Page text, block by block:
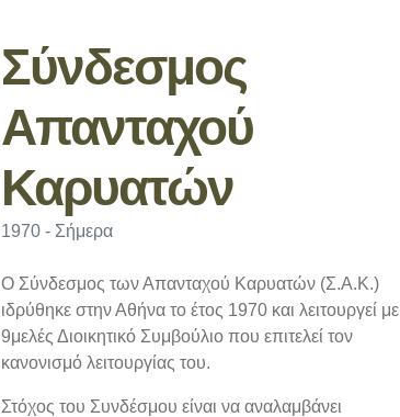
Σύνδεσμος
Απανταχού
Καρυατών
1970 - Σήμερα
Ο Σύνδεσμος των Απανταχού Καρυατών (Σ.Α.Κ.)
ιδρύθηκε στην Αθήνα το έτος 1970 και λειτουργεί με
9μελές Διοικητικό Συμβούλιο που επιτελεί τον
κανονισμό λειτουργίας του.
Στόχος του Συνδέσμου είναι να αναλαμβάνει